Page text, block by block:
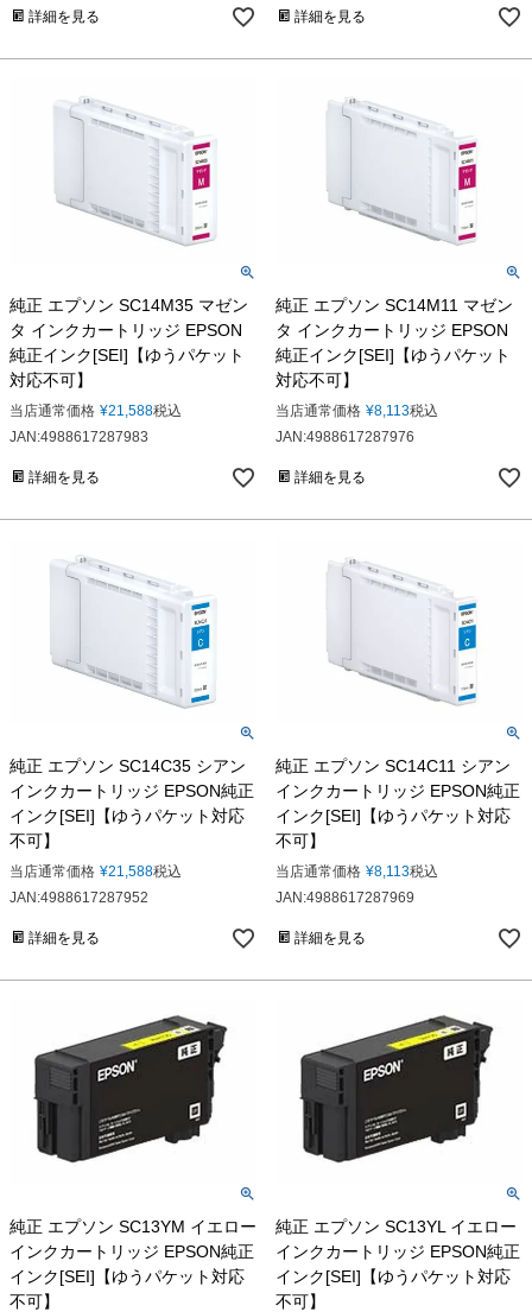
詳細を見る 詳細を見る
純正 エプソン SC14M35 マゼン
タ インクカートリッジ EPSON
純正インク[SEI]【ゆうパケット
対応不可】
当店通常価格 ¥21,588税込
JAN:4988617287983
詳細を見る
純正 エプソン SC14M11 マゼン
タ インクカートリッジ EPSON
純正インク[SEI]【ゆうパケット
対応不可】
当店通常価格 ¥8,113税込
JAN:4988617287976
詳細を見る
純正 エプソン SC14C35 シアン
インクカートリッジ EPSON純正
インク[SEI]【ゆうパケット対応
不可】
当店通常価格 ¥21,588税込
JAN:4988617287952
詳細を見る
純正 エプソン SC14C11 シアン
インクカートリッジ EPSON純正
インク[SEI]【ゆうパケット対応
不可】
当店通常価格 ¥8,113税込
JAN:4988617287969
詳細を見る
純正 エプソン SC13YM イエロー
インクカートリッジ EPSON純正
インク[SEI]【ゆうパケット対応
不可】
純正 エプソン SC13YL イエロー
インクカートリッジ EPSON純正
インク[SEI]【ゆうパケット対応
不可】